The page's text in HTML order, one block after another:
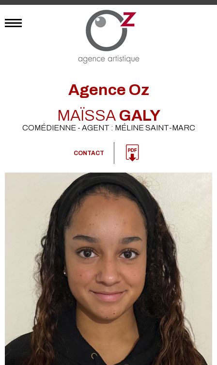
Agence Oz
MAÏSSAGALY
COMÉDIENNE - AGENT : MÉLINE SAINT-MARC
CONTACT